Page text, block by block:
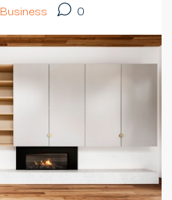
Business 0